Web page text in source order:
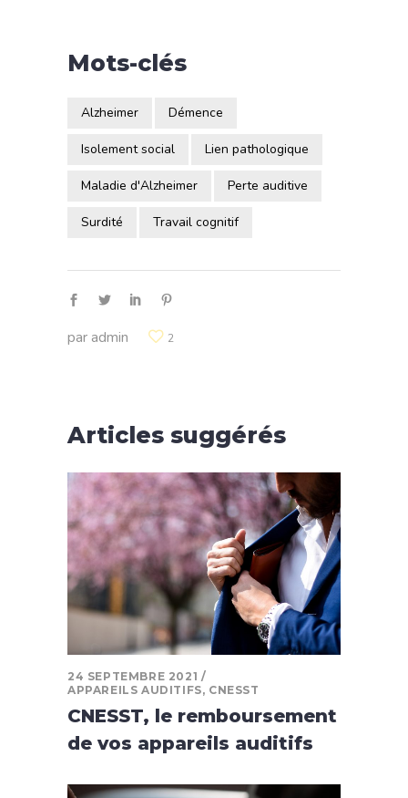
Mots-clés
Alzheimer Démence
Isolement social Lien pathologique
Maladie d'Alzheimer Perte auditive
Surdité Travail cognitif
paradmin 2
Articles suggérés
24 SEPTEMBRE 2021
APPAREILS AUDITIFS, CNESST
CNESST, le remboursement
de vos appareils auditifs